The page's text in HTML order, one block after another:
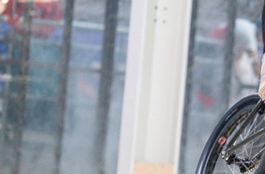
Wegwielrennen
BMX Race